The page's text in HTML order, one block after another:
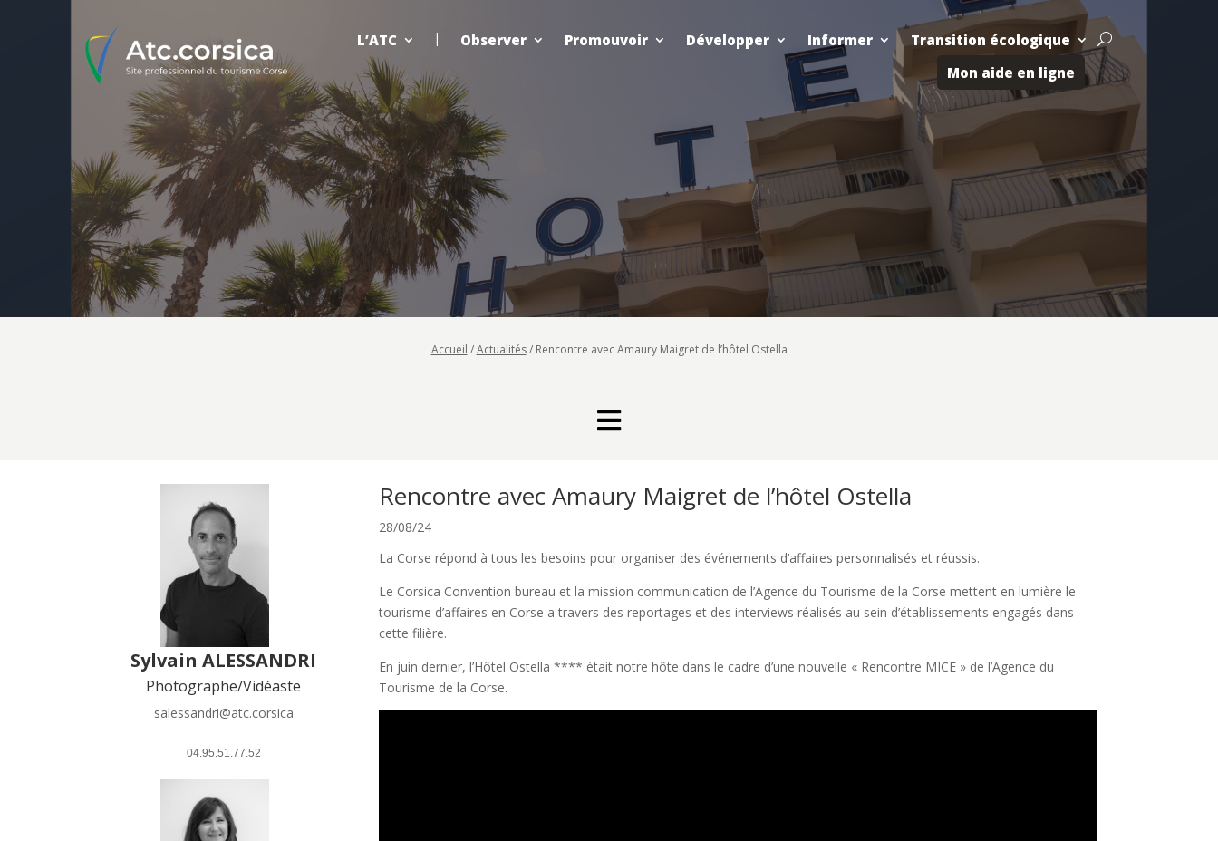
L’ATC Observer Promouvoir Développer Informer
Transition écologique
Mon aide en ligne
U
Accueil /Actualités/ Rencontre avec Amaury Maigret de l’hôtel Ostella

Sylvain ALESSANDRI
Photographe/Vidéaste
salessandri@atc.corsica
04.95.51.77.52
Rencontre avec Amaury Maigret de l’hôtel Ostella
28/08/24
La Corse répond à tous les besoins pour organiser des événements d’affaires personnalisés et réussis.
Le Corsica Convention bureau et la mission communication de l’Agence du Tourisme de la Corse mettent en lumière le
tourisme d’affaires en Corse a travers des reportages et des interviews réalisés au sein d’établissements engagés dans
cette filière.
En juin dernier, l’Hôtel Ostella **** était notre hôte dans le cadre d’une nouvelle « Rencontre MICE » de l’Agence du
Tourisme de la Corse.